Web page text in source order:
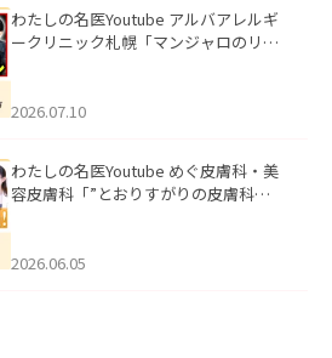
わたしの名医Youtube アルバアレルギ
ークリニック札幌「マンジャロのリア
た。
2026.07.10
わたしの名医Youtube めぐ皮膚科・美
容皮膚科「”とおりすがりの皮膚科
2026.06.05